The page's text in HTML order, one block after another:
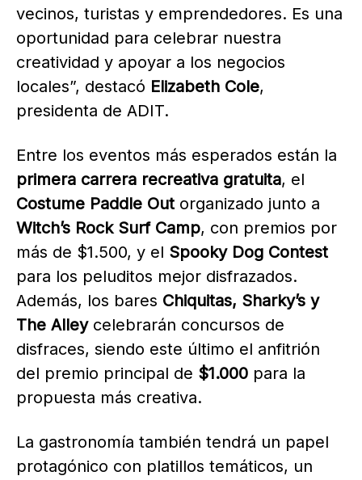
vecinos, turistas y emprendedores. Es una
oportunidad para celebrar nuestra
creatividad y apoyar a los negocios
locales”, destacó Elizabeth Cole,
presidenta de ADIT.
Entre los eventos más esperados están la
primera carrera recreativa gratuita, el
Costume Paddle Outorganizado junto a
Witch’s Rock Surf Camp, con premios por
más de $1.500, y el Spooky Dog Contest
para los peluditos mejor disfrazados.
Además, los bares Chiquitas, Sharky’s y
The Alleycelebrarán concursos de
disfraces, siendo este último el anfitrión
del premio principal de $1.000 para la
propuesta más creativa.
La gastronomía también tendrá un papel
protagónico con platillos temáticos, un